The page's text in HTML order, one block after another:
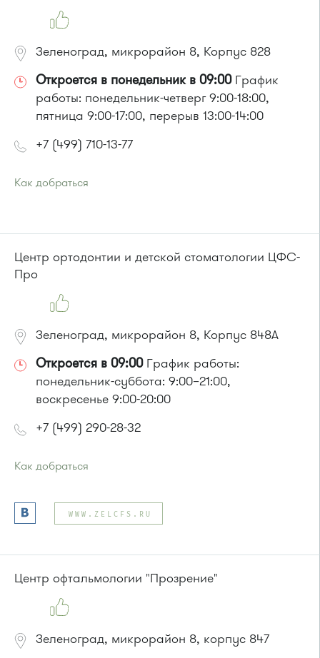
Зеленоград, микрорайон 8, Корпус 828
Откроется в понедельник в 09:00График
работы: понедельник-четверг 9:00-18:00,
пятница 9:00-17:00, перерыв 13:00-14:00
+7 (499) 710-13-77
Как добраться
Маршрутка № 408м, 419м
или до остановки"Панфиловский проспект":
Автобус № 1, 10, 11, 12, 13, 15, 23, 31.
Маршрутка № 128, 409м, 431м, 476м, 720м, 900, 903
Центр ортодонтии и детской стоматологии ЦФС-
Про
Зеленоград, микрорайон 8, Корпус 848А
Откроется в 09:00График работы:
понедельник-суббота: 9:00–21:00,
воскресенье 9:00-20:00
+7 (499) 290-28-32
Как добраться
Автобус № 21
или до остановки"Универсам"
Маршрутка № 409м, 419м
WWW.ZELCFS.RU
Центр офтальмологии "Прозрение"
Зеленоград, микрорайон 8, корпус 847